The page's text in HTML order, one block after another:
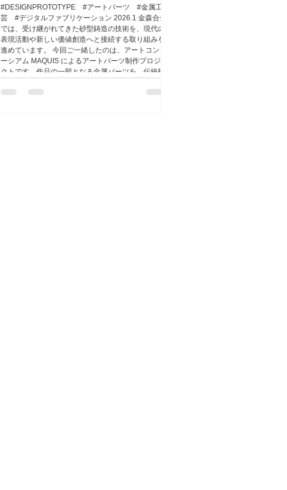
#DESIGNPROTOTYPE #アートパーツ #金属工
芸 #デジタルファブリケーション 2026.1 金森合金
では、受け継がれてきた砂型鋳造の技術を、現代の
表現活動や新しい価値創造へと接続する取り組みを
進めています。 今回ご一緒したのは、アートコンソ
ーシアム MAQUIS によるアートパーツ制作プロジェ
クトです。作品の一部となる金属パーツを、伝統技
た。 モチーフとなったのは、メキシコで願いや祈り